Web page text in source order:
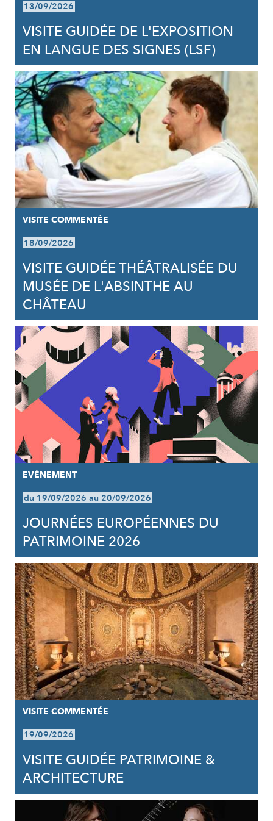
13/09/2026
VISITE GUIDÉE DE L'EXPOSITION
EN LANGUE DES SIGNES (LSF)
VISITE COMMENTÉE
18/09/2026
VISITE GUIDÉE THÉÂTRALISÉE DU
MUSÉE DE L'ABSINTHE AU
CHÂTEAU
EVÈNEMENT
du 19/09/2026 au 20/09/2026
JOURNÉES EUROPÉENNES DU
PATRIMOINE 2026
VISITE COMMENTÉE
19/09/2026
VISITE GUIDÉE PATRIMOINE &
ARCHITECTURE